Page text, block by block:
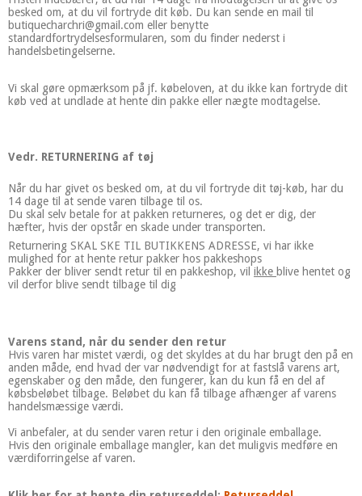
besked om, at du vil fortryde dit køb. Du kan sende en mail til
butiquecharchri@gmail.com eller benytte
standardfortrydelsesformularen, som du finder nederst i
handelsbetingelserne.
Vi skal gøre opmærksom på jf. købeloven, at du ikke kan fortryde dit
køb ved at undlade at hente din pakke eller nægte modtagelse.
Vedr. RETURNERING af tøj
Når du har givet os besked om, at du vil fortryde dit tøj-køb, har du
14 dage til at sende varen tilbage til os.
Du skal selv betale for at pakken returneres, og det er dig, der
hæfter, hvis der opstår en skade under transporten.
Returnering SKAL SKE TIL BUTIKKENS ADRESSE, vi har ikke
mulighed for at hente retur pakker hos pakkeshops
Pakker der bliver sendt retur til en pakkeshop, vil ikke blive hentet og
vil derfor blive sendt tilbage til dig
Varens stand, når du sender den retur
Hvis varen har mistet værdi, og det skyldes at du har brugt den på en
anden måde, end hvad der var nødvendigt for at fastslå varens art,
egenskaber og den måde, den fungerer, kan du kun få en del af
købsbeløbet tilbage. Beløbet du kan få tilbage afhænger af varens
handelsmæssige værdi.
Vi anbefaler, at du sender varen retur i den originale emballage.
Hvis den originale emballage mangler, kan det muligvis medføre en
værdiforringelse af varen.